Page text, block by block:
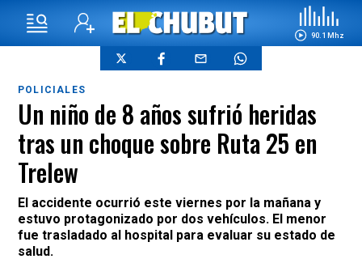
90.1 Mhz
POLICIALES
Un niño de 8 años sufrió heridas
tras un choque sobre Ruta 25 en
Trelew
El accidente ocurrió este viernes por la mañana y
estuvo protagonizado por dos vehículos. El menor
fue trasladado al hospital para evaluar su estado de
salud.